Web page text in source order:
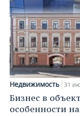
Недвижимость 31
Бизнес в
особенности